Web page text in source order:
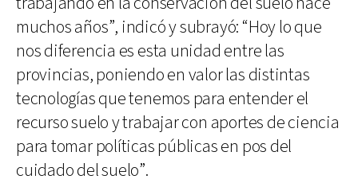
muchos años”, indicó y subrayó: “Hoy lo que
nos diferencia es esta unidad entre las
provincias, poniendo en valor las distintas
tecnologías que tenemos para entender el
recurso suelo y trabajar con aportes de ciencia
para tomar políticas públicas en pos del
cuidado del suelo”.